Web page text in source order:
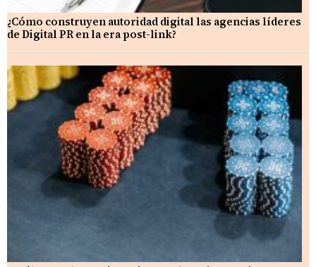
¿Cómo construyen autoridad digital las agencias líderes
de Digital PR en la era post-link?